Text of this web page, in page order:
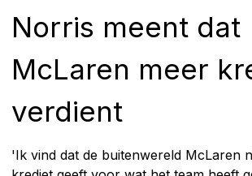
Norris meent dat
McLaren meer
verdient
'Ik vind dat de buitenwereld McLaren